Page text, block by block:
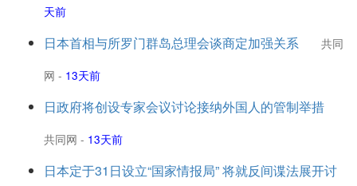
天前
日本首相与所罗门群岛总理会谈商定加强关系
共同
网 - 13天前
日政府将创设专家会议讨论接纳外国人的管制举措
共同网 - 13天前
日本定于31日设立“国家情报局” 将就反间谍法展开讨